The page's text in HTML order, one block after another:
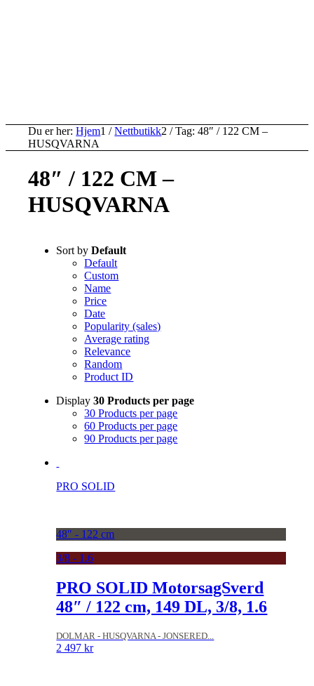
Du er her: Hjem1 / Nettbutikk2 / Tag: 48″ / 122 CM –
HUSQVARNA
48″ / 122 CM –
HUSQVARNA
Sort byDefault
Default
Custom
Name
Price
Date
Popularity (sales)
Average rating
Relevance
Random
Product ID
Display30 Products per page
30 Products per page
60 Products per page
90 Products per page
PRO SOLID
48" - 122 cm
3/8 - 1.6
PRO SOLID MotorsagSverd
48″ / 122 cm, 149 DL, 3/8, 1.6
DOLMAR - HUSQVARNA - JONSERED...
2 497kr